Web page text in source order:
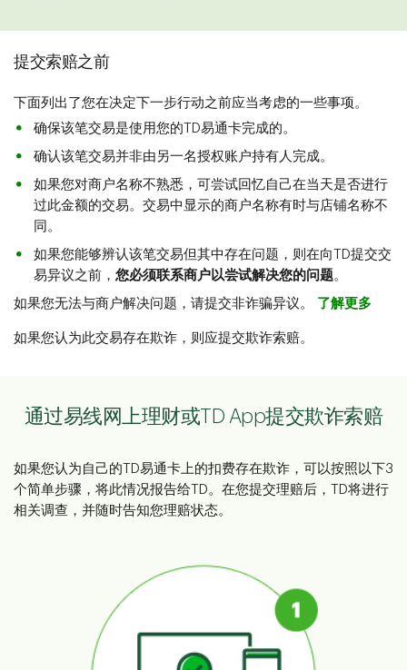
提交索赔之前
下面列出了您在决定下一步行动之前应当考虑的一些事项。
确保该笔交易是使用您的TD易通卡完成的。
确认该笔交易并非由另一名授权账户持有人完成。
如果您对商户名称不熟悉，可尝试回忆自己在当天是否进行
过此金额的交易。交易中显示的商户名称有时与店铺名称不
同。
如果您能够辨认该笔交易但其中存在问题，则在向TD提交交
易异议之前， 您必须联系商户以尝试解决您的问题。
如果您无法与商户解决问题，请提交非诈骗异议。 了解更多
如果您认为此交易存在欺诈，则应提交欺诈索赔。
通过易线网上理财或TD App提交欺诈索赔
如果您认为自己的TD易通卡上的扣费存在欺诈，可以按照以下3
个简单步骤，将此情况报告给TD。在您提交理赔后，TD将进行
相关调查，并随时告知您理赔状态。